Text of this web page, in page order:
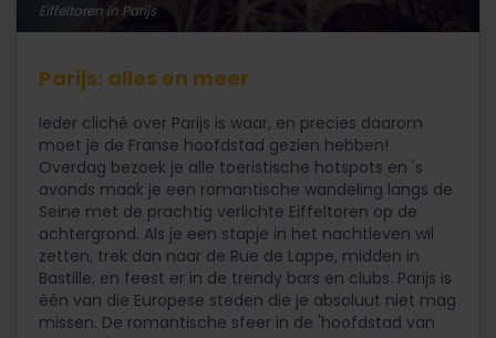
Eiffeltoren in Parijs
Parijs: alles en meer
Ieder cliché over Parijs is waar, en precies daarom
moet je de Franse hoofdstad gezien hebben!
Overdag bezoek je alle toeristische hotspots en 's
avonds maak je een romantische wandeling langs de
Seine met de prachtig verlichte Eiffeltoren op de
achtergrond. Als je een stapje in het nachtleven wil
zetten, trek dan naar de Rue de Lappe, midden in
Bastille, en feest er in de trendy bars en clubs. Parijs is
één van die Europese steden die je absoluut niet mag
missen. De romantische sfeer in de 'hoofdstad van